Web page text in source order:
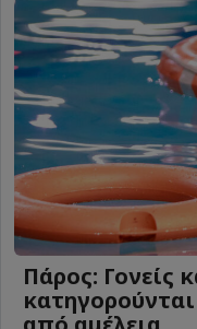
Πάρος: Γονείς